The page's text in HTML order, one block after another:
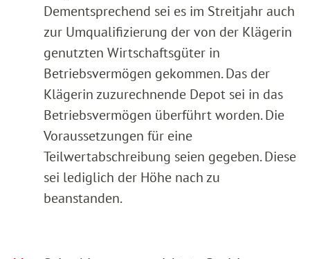
Dementsprechend sei es im Streitjahr auch
zur Umqualifizierung der von der Klägerin
genutzten Wirtschaftsgüter in
Betriebsvermögen gekommen. Das der
Klägerin zuzurechnende Depot sei in das
Betriebsvermögen überführt worden. Die
Voraussetzungen für eine
Teilwertabschreibung seien gegeben. Diese
sei lediglich der Höhe nach zu
beanstanden.